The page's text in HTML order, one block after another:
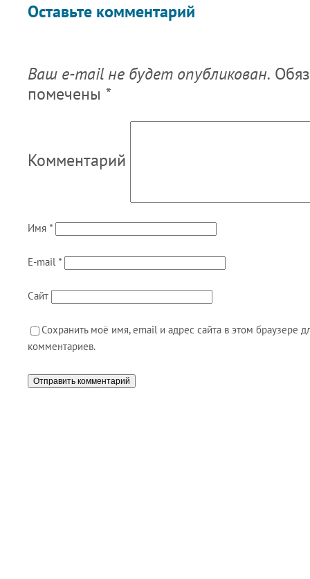
Оставьте комментарий
Ваш e-mail не будет опубликован.
помечены *
Комментарий
Имя *
E-mail *
Сайт
Сохранить моё имя, email и адрес сайта в этом браузере
комментариев.